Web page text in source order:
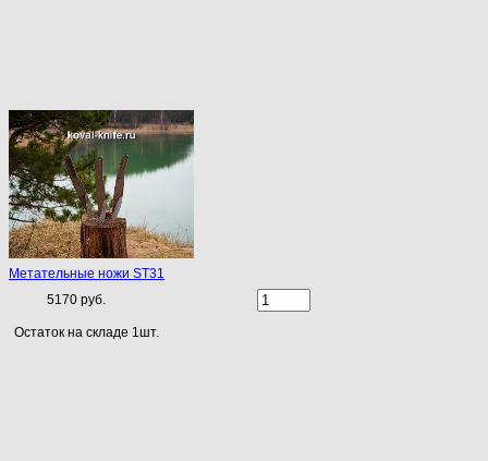
Метательные ножи ST31
5170 руб.
Остаток на складе 1шт.